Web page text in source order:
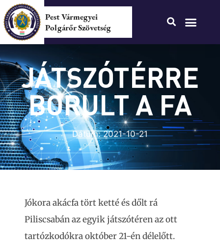
Pest Vármegyei
Polgárőr Szövetség
JÁTSZÓTÉRRE
BORULT A FA
Dátum:2021-10-21
Jókora akácfa tört ketté és dőlt rá
Piliscsabán az egyik játszótéren az ott
tartózkodókra október 21-én délelőtt.